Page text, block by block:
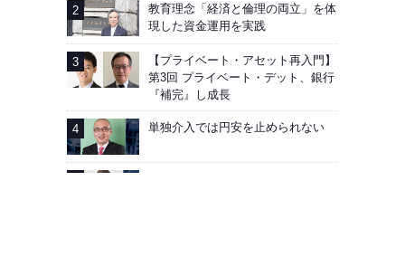
教育理念「経済と倫理の両立」を体
現した資金運用を実践
【プライベート・アセット再入門】
第3回 プライベート・デット、銀行
『補完』し成長
単独介入では円安を止められない